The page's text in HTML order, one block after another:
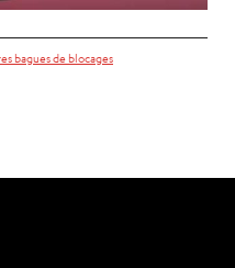
bagues de blocages